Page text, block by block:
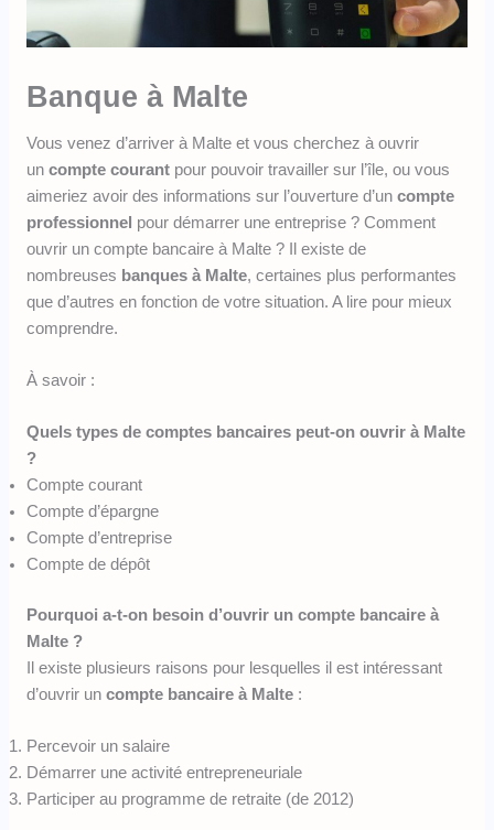
Banque à Malte
Vous venez d’arriver à Malte et vous cherchez à ouvrir
un compte courantpour pouvoir travailler sur l’île, ou vous
aimeriez avoir des informations sur l’ouverture d’un compte
professionnel pour démarrer une entreprise ? Comment
ouvrir un compte bancaire à Malte ? Il existe de
nombreuses banques à Malte, certaines plus performantes
que d’autres en fonction de votre situation. A lire pour mieux
comprendre.
À savoir :
Quels types de comptes bancaires peut-on ouvrir à Malte
?
Compte courant
Compte d’épargne
Compte d’entreprise
Compte de dépôt
Pourquoi a-t-on besoin d’ouvrir un compte bancaire à
Malte ?
Il existe plusieurs raisons pour lesquelles il est intéressant
d’ouvrir un compte bancaire à Malte:
Percevoir un salaire
Démarrer une activité entrepreneuriale
Participer au programme de retraite (de 2012)